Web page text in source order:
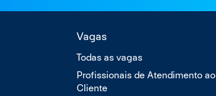
Vagas
Todas as vagas
Profissionais de Atendimento ao
Cliente